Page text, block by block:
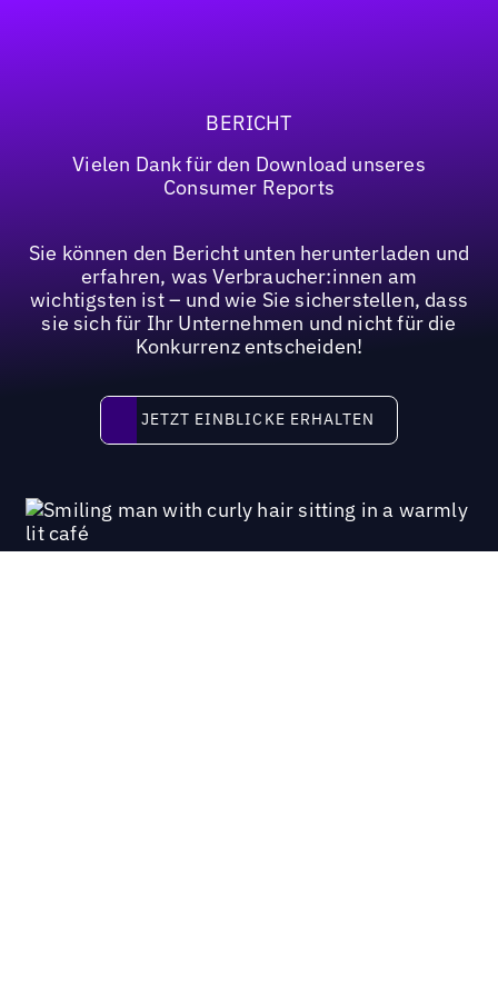
BERICHT
Vielen Dank für den Download unseres
Consumer Reports
Sie können den Bericht unten herunterladen und
erfahren, was Verbraucher:innen am
wichtigsten ist – und wie Sie sicherstellen, dass
sie sich für Ihr Unternehmen und nicht für die
Konkurrenz entscheiden!
JETZT EINBLICKE ERHALTEN
JETZT EINBLICKE ERHALTEN